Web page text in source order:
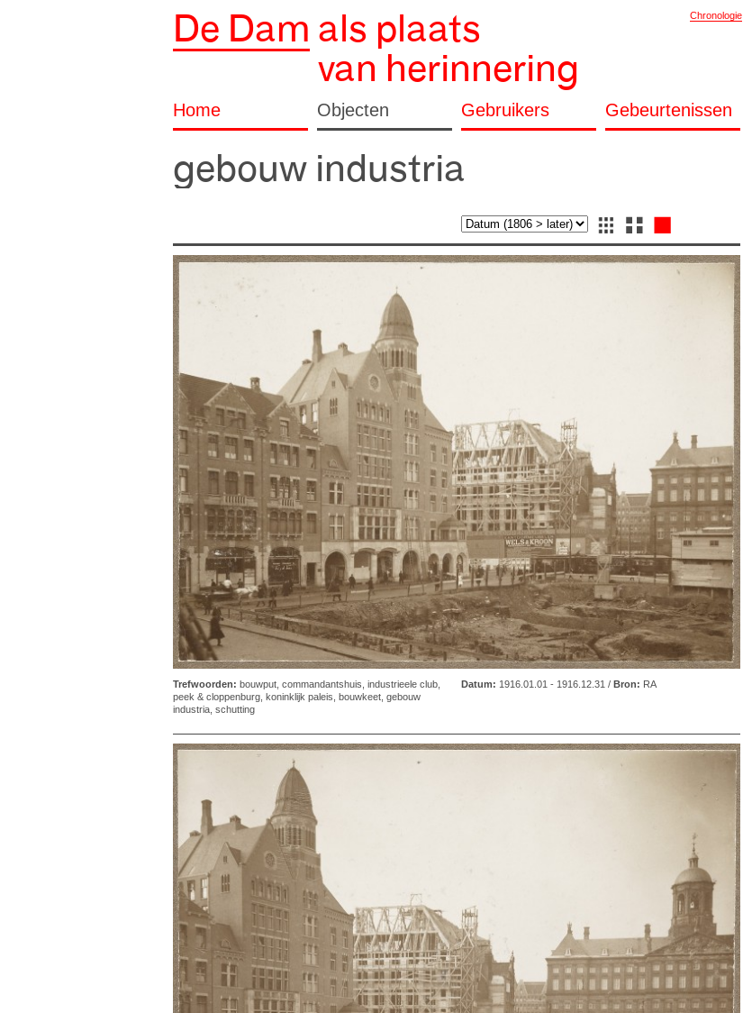
De Dam als plaats
van herinnering
Chronologie
Home Objecten Gebruikers Gebeurtenissen
gebouw industria
Trefwoorden: bouwput commandantshuis industrieele club
peek & cloppenburg koninklijk paleis bouwkeet gebouw
industria schutting
Datum: 1916.01.01 - 1916.12.31 / Bron: RA